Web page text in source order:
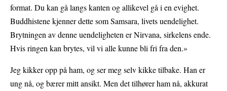
format. Du kan gå langs kanten og allikevel gå i en evighet.
Buddhistene kjenner dette som Samsara, livets uendelighet.
Brytningen av denne uendeligheten er Nirvana, sirkelens ende.
Hvis ringen kan brytes, vil vi alle kunne bli fri fra den.»
Jeg kikker opp på ham, og ser meg selv kikke tilbake. Han er
ung nå, og bærer mitt ansikt. Men det tilhører ham nå, akkurat